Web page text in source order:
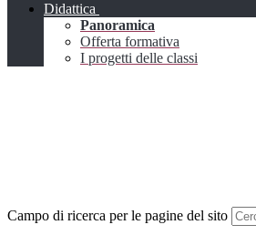
Didattica
Panoramica
Offerta formativa
I progetti delle classi
Campo di ricerca per le pagine del sito